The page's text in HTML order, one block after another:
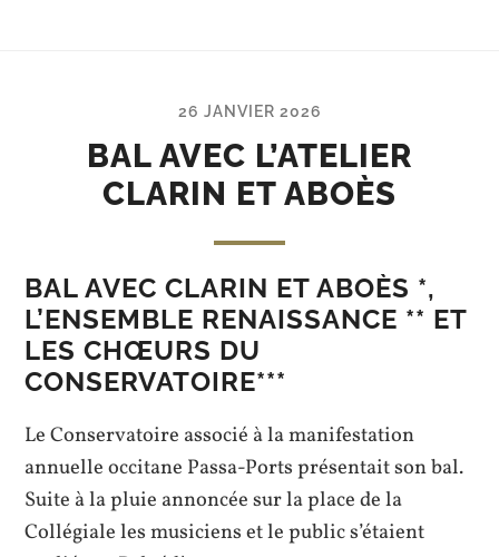
26 JANVIER 2026
BAL AVEC L’ATELIER
CLARIN ET ABOÈS
BAL AVEC CLARIN ET ABOÈS *,
L’ENSEMBLE RENAISSANCE ** ET
LES CHŒURS DU
CONSERVATOIRE***
Le Conservatoire associé à la manifestation
annuelle occitane Passa-Ports présentait son bal.
Suite à la pluie annoncée sur la place de la
Collégiale les musiciens et le public s’étaient